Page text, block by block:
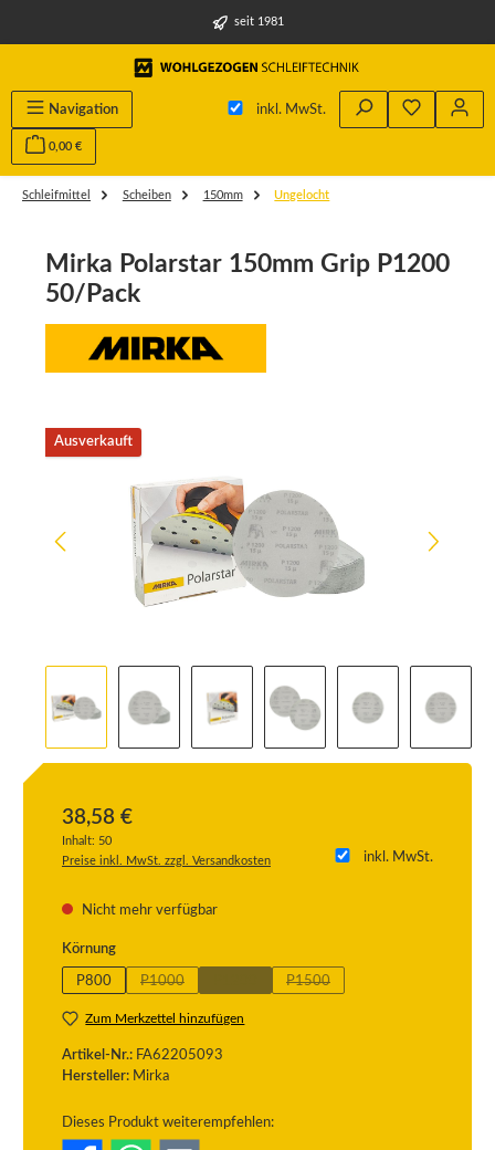
seit 1981
Navigation inkl. MwSt. Du hast 0
0,00 €
Schleifmittel Scheiben 150mm Ungelocht
Mirka Polarstar 150mm Grip P1200
50/Pack
Bildergalerie überspringen
Ausverkauft
38,58 €
Inhalt: 50
inkl. MwSt.
Preise inkl. MwSt. zzgl. Versandkosten
Nicht mehr verfügbar
Körnungauswählen
P800 P1000
(Diese Option ist zurzeit nicht verfügbar.)
(Diese Option ist zurzeit nicht verfügbar.)
P1500
(Diese Option ist zurzeit nicht
Zum Merkzettel hinzufügen
Artikel-Nr.: FA62205093
Hersteller: Mirka
Dieses Produkt weiterempfehlen: